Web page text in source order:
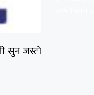
सुन जस्तो